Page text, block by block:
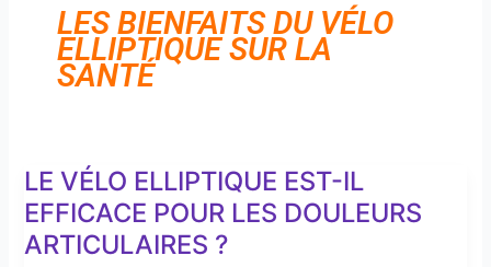
LES BIENFAITS DU VÉLO
ELLIPTIQUE SUR LA
SANTÉ
LE VÉLO ELLIPTIQUE EST-IL
EFFICACE POUR LES DOULEURS
ARTICULAIRES ?
Le
vélo
elliptique
est-